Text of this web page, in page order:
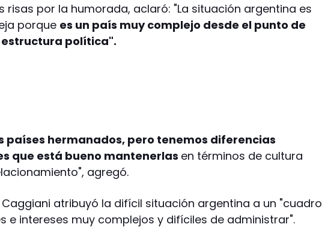
risas por la humorada, aclaró: "La situación argentina es
porque es un país muy complejo desde el punto de
estructura política".
países hermanados, pero tenemos diferencias
que está bueno mantenerlas en términos de cultura
agregó.
Caggiani atribuyó la difícil situación argentina a un "cuadro
e intereses muy complejos y difíciles de administrar".